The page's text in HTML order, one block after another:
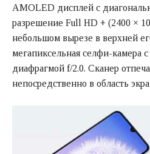
AMOLED дисплей с
разрешение Full HD + (2400 ×
небольшом вырезе в верхней
мегапиксельная селфи-камера
диафрагмой f/2.0. Сканер
непосредственно в область